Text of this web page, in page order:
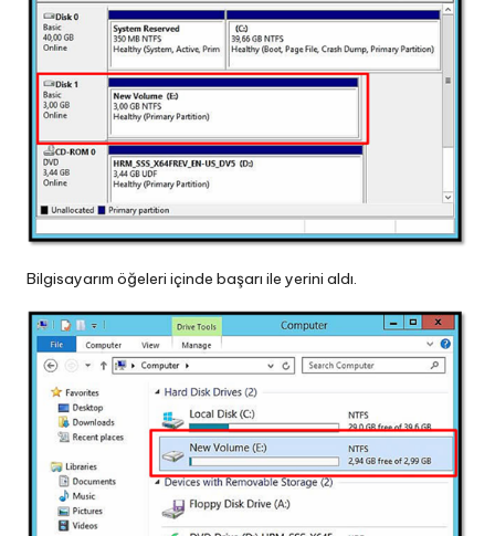
Bilgisayarım öğeleri içinde başarı ile yerini aldı.